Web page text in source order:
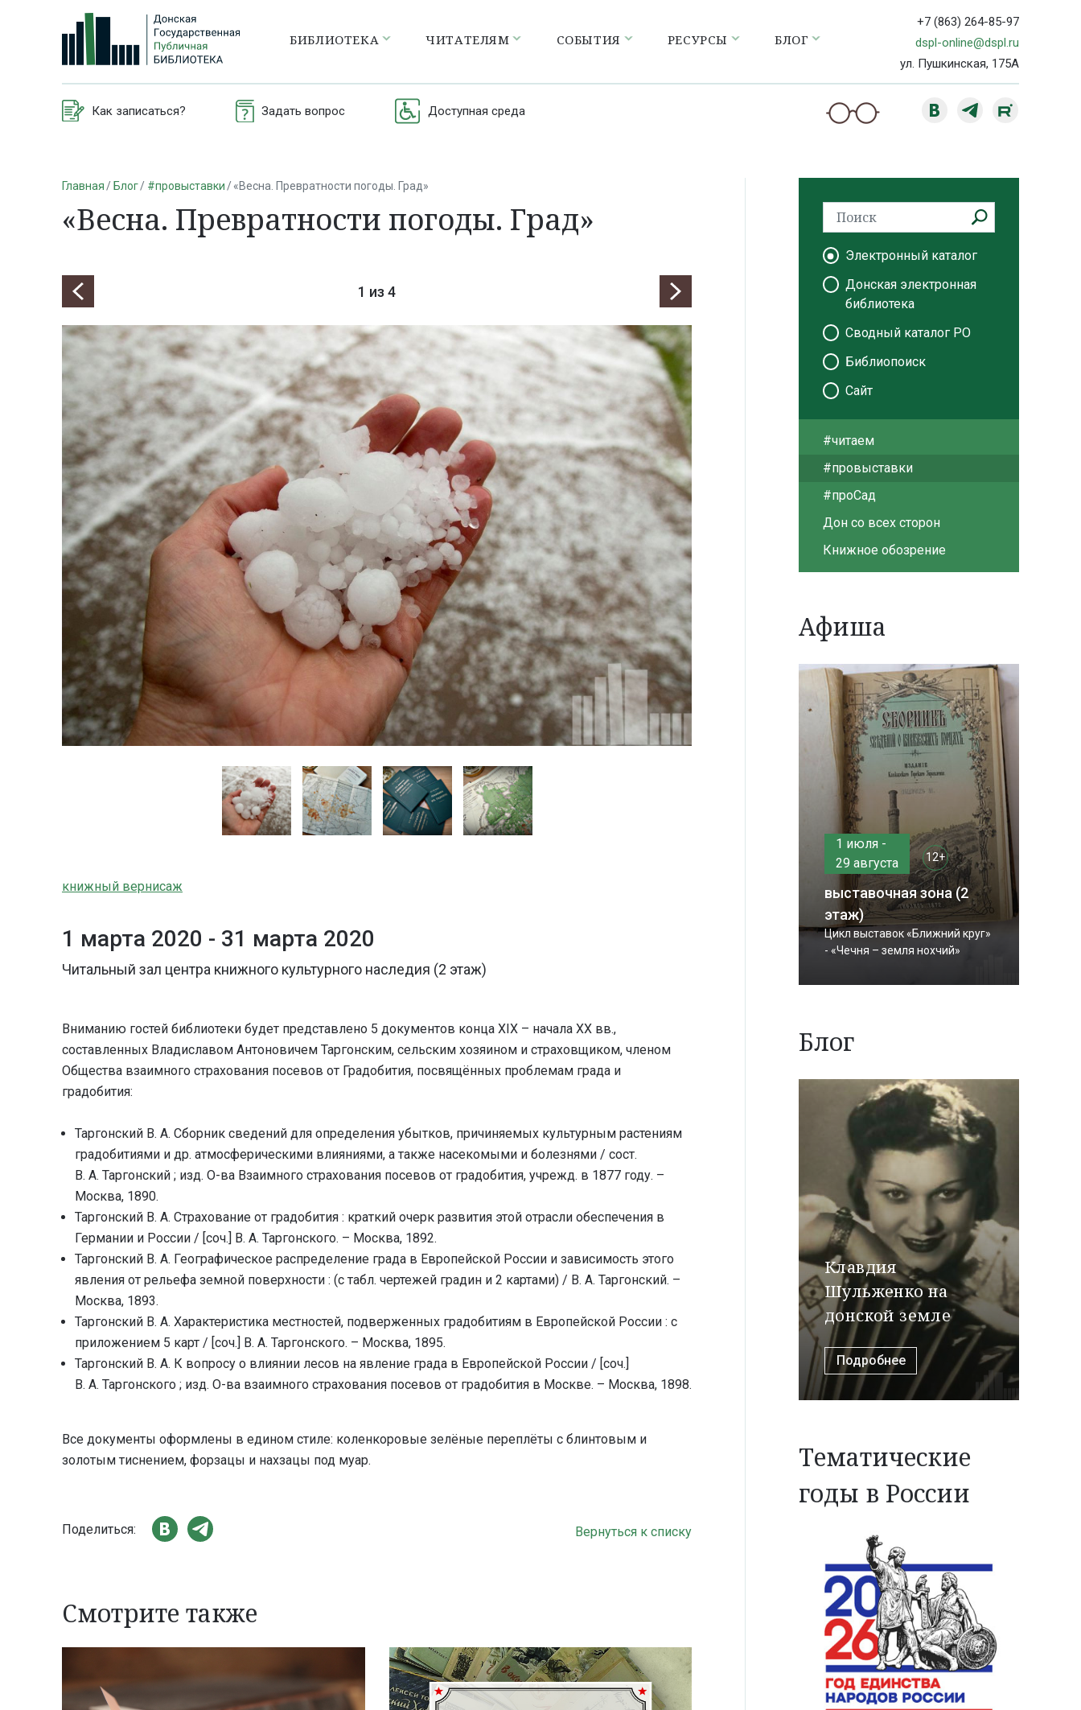
БИБЛИОТЕКА ЧИТАТЕЛЯМ СОБЫТИЯ РЕСУРСЫ БЛОГ
+7 (863) 264-85-97
dspl-online@dspl.ru
ул. Пушкинская, 175А
Как записаться? Задать вопрос Доступная среда
Главная Блог #провыставки «Весна. Превратности погоды. Град»
«Весна. Превратности погоды. Град»
1 из 4
книжный вернисаж
1 марта 2020 - 31 марта 2020
Читальный зал центра книжного культурного наследия (2 этаж)
Вниманию гостей библиотеки будет представлено 5 документов конца XIX – начала XX вв.,
составленных Владиславом Антоновичем Таргонским, сельским хозяином и страховщиком, членом
Общества взаимного страхования посевов от Градобития, посвящённых проблемам града и
градобития:
Таргонский В. А. Сборник сведений для определения убытков, причиняемых культурным растениям
градобитиями и др. атмосферическими влияниями, а также насекомыми и болезнями / сост.
В. А. Таргонский ; изд. О-ва Взаимного страхования посевов от градобития, учрежд. в 1877 году. –
Москва, 1890.
Таргонский В. А. Страхование от градобития : краткий очерк развития этой отрасли обеспечения в
Германии и России / [соч.] В. А. Таргонского. – Москва, 1892.
Таргонский В. А. Географическое распределение града в Европейской России и зависимость этого
явления от рельефа земной поверхности : (с табл. чертежей градин и 2 картами) / В. А. Таргонский. –
Москва, 1893.
Таргонский В. А. Характеристика местностей, подверженных градобитиям в Европейской России : с
приложением 5 карт / [соч.] В. А. Таргонского. – Москва, 1895.
Таргонский В. А. К вопросу о влиянии лесов на явление града в Европейской России / [соч.]
В. А. Таргонского ; изд. О-ва взаимного страхования посевов от градобития в Москве. – Москва, 1898.
Все документы оформлены в едином стиле: коленкоровые зелёные переплёты с блинтовым и
золотым тиснением, форзацы и нахзацы под муар.
Поделиться: Вернуться к списку
Смотрите также
Электронный каталог
Донская электронная
библиотека
Сводный каталог РО
Библиопоиск
Сайт
#читаем
#провыставки
#проСад
Дон со всех сторон
Книжное обозрение
Афиша
1 июля -
29 августа
12+
выставочная зона (2
этаж)
Цикл выставок «Ближний круг»
- «Чечня – земля нохчий»
Блог
Клавдия
Шульженко на
донской земле
Подробнее
Тематические
годы в России